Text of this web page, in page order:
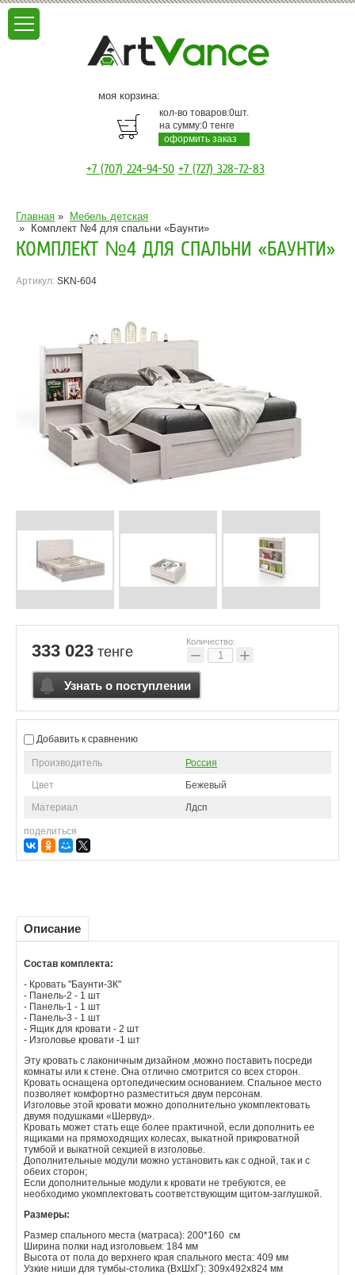
моя корзина:
кол-во товаров:0шт.
на сумму:0 тенге
оформить заказ
+7 (707) 224-94-50 +7 (727) 328-72-83
Главная »
Мебель детская
»
Комплект №4 для спальни «Баунти»
КОМПЛЕКТ №4 ДЛЯ СПАЛЬНИ «БАУНТИ»
Артикул: SKN-604
333 023 тенге
Количество:
− +
Узнать о поступлении
Добавить к сравнению
Производитель
Россия
Цвет
Бежевый
Материал
Лдсп
поделиться
Описание
Состав комплекта:
- Кровать "Баунти-3К"
- Панель-2 - 1 шт
- Панель-1 - 1 шт
- Панель-3 - 1 шт
- Ящик для кровати - 2 шт
- Изголовье кровати -1 шт
Эту кровать с лаконичным дизайном ,можно поставить посреди
комнаты или к стене. Она отлично смотрится со всех сторон.
Кровать оснащена ортопедическим основанием. Спальное место
позволяет комфортно разместиться двум персонам.
Изголовье этой кровати можно дополнительно укомплектовать
двумя подушками «Шервуд».
Кровать может стать еще более практичной, если дополнить ее
ящиками на прямоходящих колесах, выкатной прикроватной
тумбой и выкатной секцией в изголовье.
Дополнительные модули можно установить как с одной, так и с
обеих сторон;
Если дополнительные модули к кровати не требуются, ее
необходимо укомплектовать соответствующим щитом-заглушкой.
Размеры:
Размер спального места (матраса): 200*160 см
Ширина полки над изголовьем: 184 мм
Высота от пола до верхнего края спального места: 409 мм
Узкие ниши для тумбы-столика (ВхШхГ): 309х492х824 мм